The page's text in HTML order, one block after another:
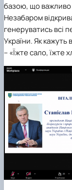
базою, що важливо
Незабаром
генеруватись всі
України. Як
– «Їжте сало, їжте